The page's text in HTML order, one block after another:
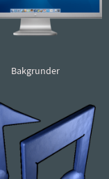
Bakgrunder